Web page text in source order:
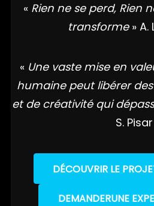
« Rien ne se perd, Rien
transforme »
« Une vaste mise en
humaine peut libérer
et de créativité qui
S. Pisar
DÉCOUVRIR LE
DEMANDERUNE